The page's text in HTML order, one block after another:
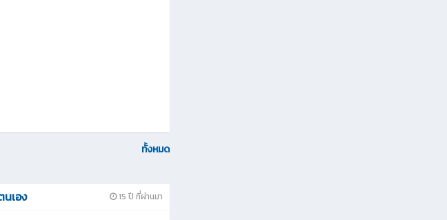
ทั้งหมด
15 ปี ที่ผ่านมา
เอง